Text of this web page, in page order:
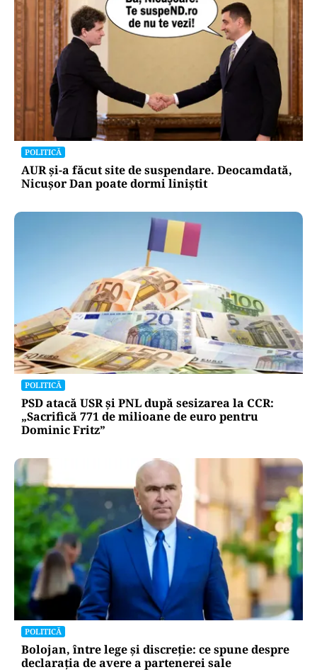
POLITICĂ
AUR și-a făcut site de suspendare. Deocamdată,
Nicușor Dan poate dormi liniștit
POLITICĂ
PSD atacă USR și PNL după sesizarea la CCR:
„Sacrifică 771 de milioane de euro pentru
Dominic Fritz”
POLITICĂ
Bolojan, între lege și discreție: ce spune despre
declarația de avere a partenerei sale